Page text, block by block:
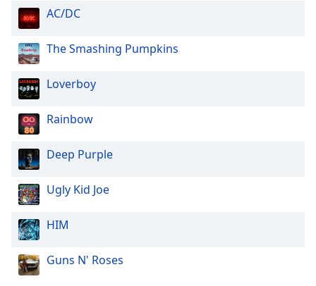
AC/DC
The Smashing Pumpkins
Loverboy
Rainbow
Deep Purple
Ugly Kid Joe
HIM
Guns N' Roses